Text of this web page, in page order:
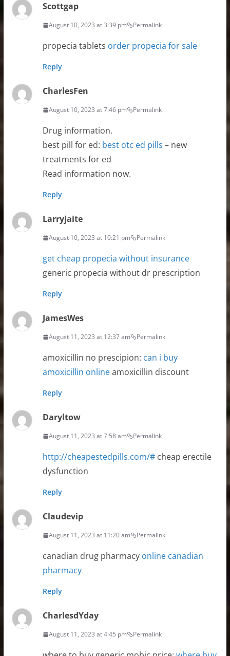
Scottgap
August 10, 2023 at 3:39 pm Permalink
propecia tablets order propecia for sale
Reply
CharlesFen
August 10, 2023 at 7:46 pm Permalink
Drug information.
best pill for ed: best otc ed pills – new
treatments for ed
Read information now.
Reply
Larryjaite
August 10, 2023 at 10:21 pm Permalink
get cheap propecia without insurance
generic propecia without dr prescription
Reply
JamesWes
August 11, 2023 at 12:37 am Permalink
amoxicillin no prescipion: can i buy
amoxicillin onlineamoxicillin discount
Reply
Daryltow
August 11, 2023 at 7:58 am Permalink
http://cheapestedpills.com/#cheap erectile
dysfunction
Reply
Claudevip
August 11, 2023 at 11:20 am Permalink
canadian drug pharmacy online canadian
pharmacy
Reply
CharlesdYday
August 11, 2023 at 4:45 pm Permalink